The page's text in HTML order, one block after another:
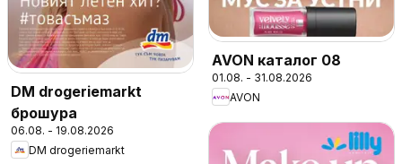
DM drogeriemarkt
брошура
06.08. - 19.08.2026
DM drogeriemarkt
AVON каталог 08
01.08. - 31.08.2026
AVON